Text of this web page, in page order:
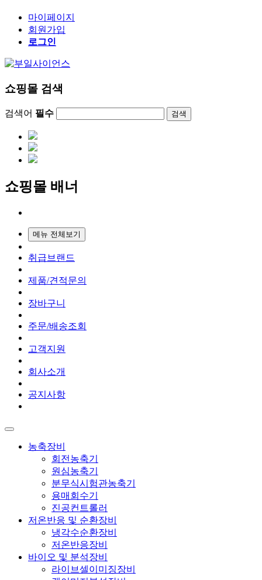
마이페이지
회원가입
로그인
쇼핑몰 검색
검색어 필수 검색
쇼핑몰 배너
메뉴 전체보기
취급브랜드
제품/견적문의
장바구니
주문/배송조회
고객지원
회사소개
공지사항
농축장비
회전농축기
원심농축기
분무식시험관농축기
용매회수기
진공컨트롤러
저온반응 및 순환장비
냉각수순환장비
저온반응장비
바이오 및 분석장비
라이브셀이미징장비